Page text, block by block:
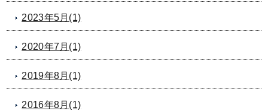
2023年5月(1)
2020年7月(1)
2019年8月(1)
2016年8月(1)